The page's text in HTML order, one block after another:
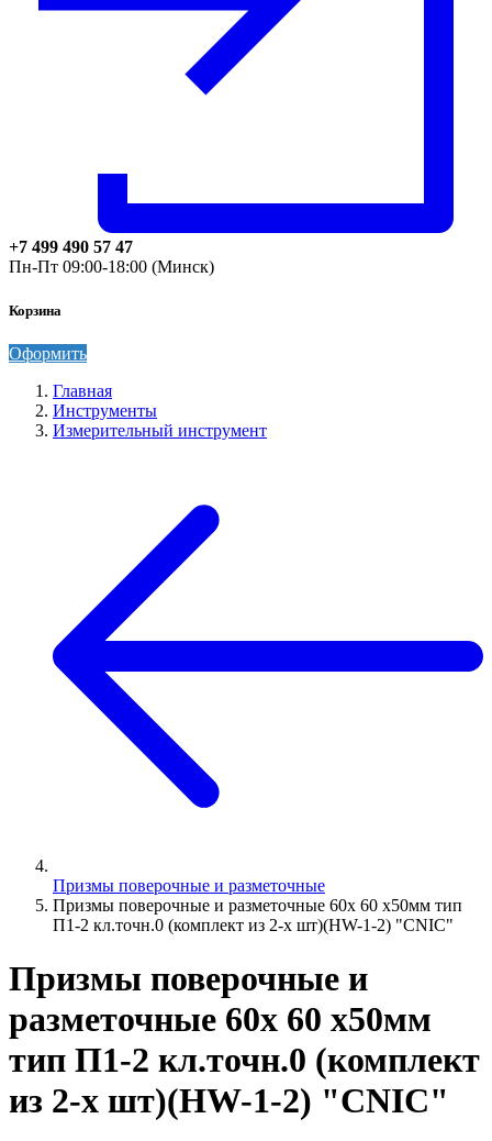
+7 499 490 57 47
Пн-Пт 09:00-18:00 (Минск)
Корзина
Оформить
Главная
Инструменты
Измерительный инструмент
Призмы поверочные и разметочные
Призмы поверочные и разметочные 60х 60 х50мм тип
П1-2 кл.точн.0 (комплект из 2-х шт)(HW-1-2) "CNIC"
Призмы поверочные и
разметочные 60х 60 х50мм
тип П1-2 кл.точн.0 (комплект
из 2-х шт)(HW-1-2) "CNIC"